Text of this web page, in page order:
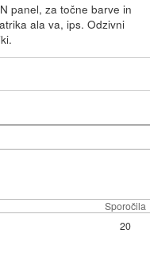
panel, za točne barve in
ala va, ips. Odzivni
Sporočila
20